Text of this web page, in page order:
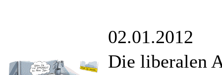
02.01.2012
Die liberalen